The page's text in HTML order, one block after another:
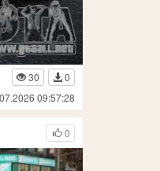
30
0
09:57:28
0